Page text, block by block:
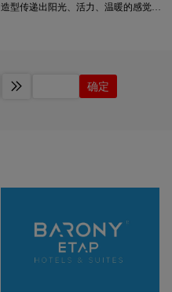
造型传递出阳光、活力、温暖的感觉，
温暖，绿色文字传递自然、可靠，色彩
搭配契合酒店温馨舒适、充满活力的定
位，传达以阳光活力，打造优质温德姆
确定